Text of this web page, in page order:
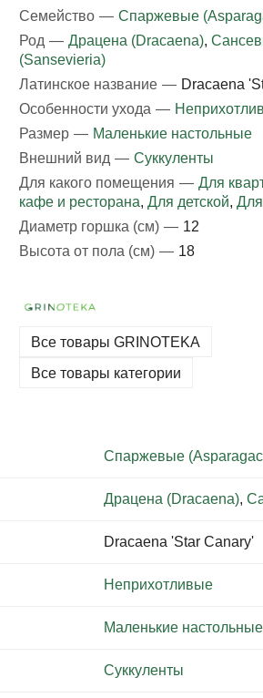
Семейство — Спаржевые
Род — Драцена (Dracaena),
(Sansevieria)
Латинское название — Dracaena
Особенности ухода —
Размер — Маленькие настольные
Внешний вид — Суккуленты
Для какого помещения — Для
кафе и ресторана, Для детской,
Диаметр горшка (см) — 12
Высота от пола (см) — 18
Все товары GRINOTEKA
Все товары категории
Спаржевые
Драцена (Dracaena),
Dracaena 'Star Canary'
Неприхотливые
Маленькие настольные
Суккуленты